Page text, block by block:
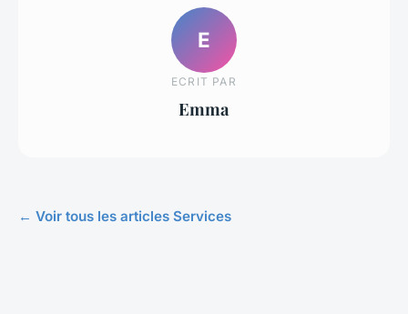
E
ECRIT PAR
Emma
← Voir tous les articles Services